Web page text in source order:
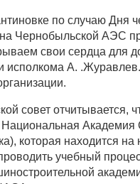
по случаю Дня
Чернобыльской АЭС
свои сердца для
А.
совет отчитывается,
Академия
которая находится на
учебный